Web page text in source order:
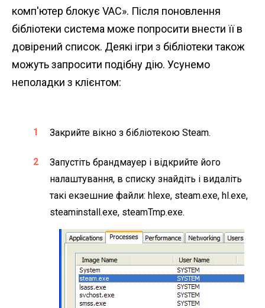
комп'ютер блокує VAC». Після поновлення
бібліотеки система може попросити внести її в
довірений список. Деякі ігри з бібліотеки також
можуть запросити подібну дію. Усунемо
неполадки з клієнтом:
Закрийте вікно з бібліотекою Steam.
Запустіть брандмауер і відкрийте його
налаштування, в списку знайдіть і видаліть
такі екзешние файли: hlexe, steam.exe, hl.exe,
steaminstall.exe, steamTmp.exe.